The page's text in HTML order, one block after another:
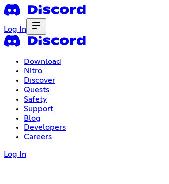
Log In
Download
Nitro
Discover
Quests
Safety
Support
Blog
Developers
Careers
Log In